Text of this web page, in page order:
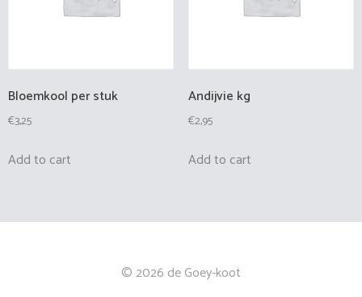
Bloemkool per stuk
€3,25
Add to cart
Andijvie kg
€2,95
Add to cart
© 2026 de Goey-koot